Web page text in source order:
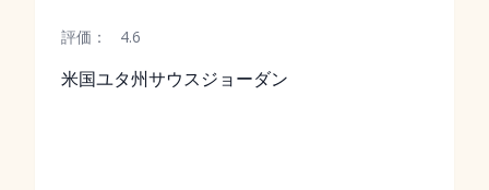
評価： 4.6
米国ユタ州サウスジョーダン